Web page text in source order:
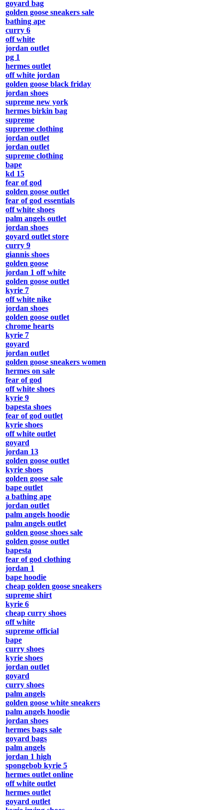
goyard bag
golden goose sneakers sale
bathing ape
curry 6
off white
jordan outlet
pg 1
hermes outlet
off white jordan
golden goose black friday
jordan shoes
supreme new york
hermes birkin bag
supreme
supreme clothing
jordan outlet
jordan outlet
supreme clothing
bape
kd 15
fear of god
golden goose outlet
fear of god essentials
off white shoes
palm angels outlet
jordan shoes
goyard outlet store
curry 9
giannis shoes
golden goose
jordan 1 off white
golden goose outlet
kyrie 7
off white nike
jordan shoes
golden goose outlet
chrome hearts
kyrie 7
goyard
jordan outlet
golden goose sneakers women
hermes on sale
fear of god
off white shoes
kyrie 9
bapesta shoes
fear of god outlet
kyrie shoes
off white outlet
goyard
jordan 13
golden goose outlet
kyrie shoes
golden goose sale
bape outlet
a bathing ape
jordan outlet
palm angels hoodie
palm angels outlet
golden goose shoes sale
golden goose outlet
bapesta
fear of god clothing
jordan 1
bape hoodie
cheap golden goose sneakers
supreme shirt
kyrie 6
cheap curry shoes
off white
supreme official
bape
curry shoes
kyrie shoes
jordan outlet
goyard
curry shoes
palm angels
golden goose white sneakers
palm angels hoodie
jordan shoes
hermes bags sale
goyard bags
palm angels
jordan 1 high
spongebob kyrie 5
hermes outlet online
off white outlet
hermes outlet
goyard outlet